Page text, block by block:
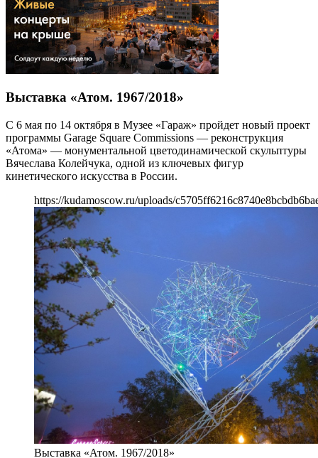
Выставка «Атом. 1967/2018»
С 6 мая по 14 октября в Музее «Гараж» пройдет новый проект
программы Garage Square Commissions — реконструкция
«Атома» — монументальной цветодинамической скульптуры
Вячеслава Колейчука, одной из ключевых фигур
кинетического искусства в России.
https://kudamoscow.ru/uploads/
Выставка «Атом. 1967/2018»